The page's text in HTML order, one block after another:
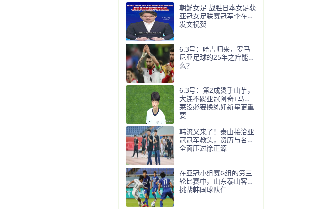
朝鲜女足 战胜日本女足获
亚冠女足联赛冠军李在明
发文祝贺
6.3号：哈吉归来，罗马
尼亚足球的25年之痒能解
么？
6.3号：第2成烫手山芋，
大连不踢亚冠阿奇+马莱
莱没必要换练好新星更重
要
韩流又来了！泰山接洽亚
冠冠军教头，资历与名气
全面压过徐正源
在亚冠小组赛G组的第三
轮比赛中，山东泰山客场
挑战韩国球队仁